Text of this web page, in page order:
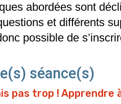
abordées sont
et différents
possible de
séance(s)
pas trop ! Apprendre